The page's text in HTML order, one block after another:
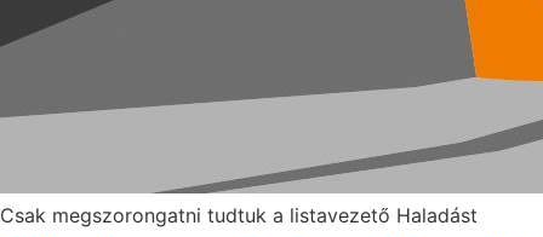
Csak megszorongatni tudtuk a listavezető Haladást